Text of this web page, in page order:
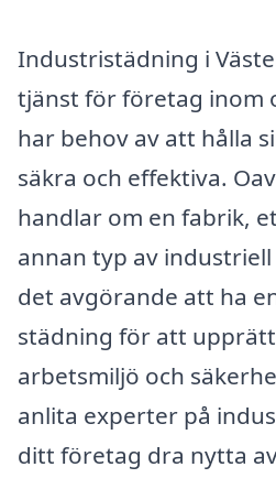
Industristädning i
tjänst för företag inom
har behov av att hålla
säkra och effektiva.
handlar om en fabrik,
annan typ av
det avgörande att ha
städning för att
arbetsmiljö och
anlita experter på
ditt företag dra nytta